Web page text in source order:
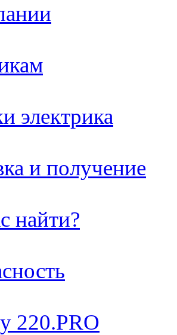
электрика
и получение
найти?
220.PRO